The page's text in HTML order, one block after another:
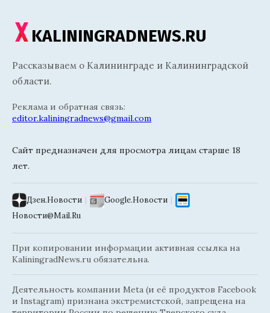
KALININGRADNEWS.RU
Рассказываем о Калининграде и Калининградской
области.
Реклама и обратная связь:
editor.kaliningradnews@gmail.com
Сайт предназначен для просмотра лицам старше 18
лет.
Дзен.Новости | Google.Новости |
Новости@Mail.Ru
При копировании информации активная ссылка на
KaliningradNews.ru обязательна.
Деятельность компании Meta (и её продуктов Facebook
и Instagram) признана экстремистской, запрещена на